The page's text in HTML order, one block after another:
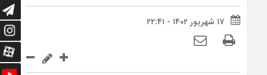
۱۷ شهریور ۱۴۰۲ - ۲۲:۴۱